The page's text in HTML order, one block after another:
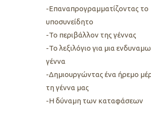
-Επαναπρογραμματίζοντας το
υποσυνείδητο
-Το περιβάλλον της γέννας
-Το λεξιλόγιο για μια
γέννα
-Δημιουργώντας ένα ήρεμο
τη γέννα μας
-Η δύναμη των καταφάσεων